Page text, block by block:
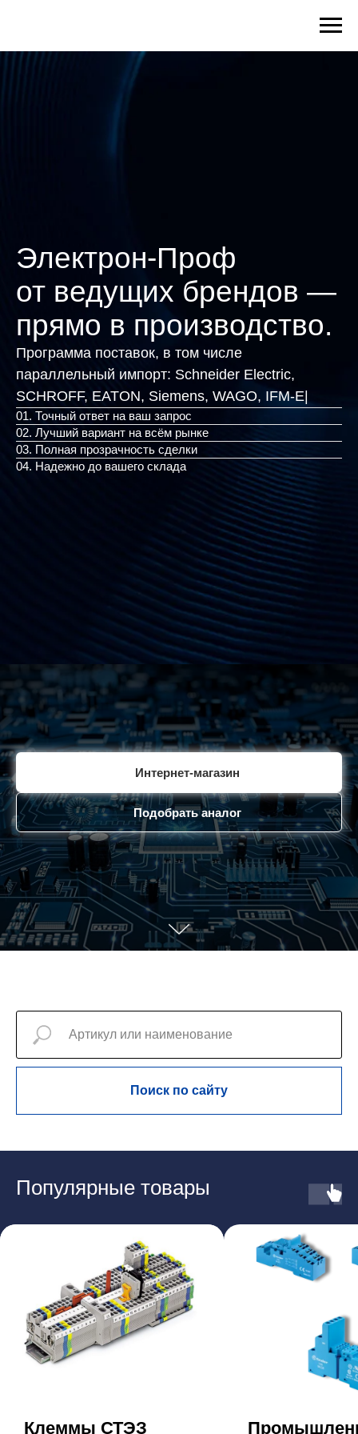
Электрон-Проф
от ведущих брендов —
прямо в производство.
Программа поставок, в том числе
параллельный импорт: Schneider Electric,
SCHROFF, EATON, Siemens, W|
01. Точный ответ на ваш запрос
02. Лучший вариант на всём рынке
03. Полная прозрачность сделки
04. Надежно до вашего склада
Интернет-магазин
Подобрать аналог
Поиск по сайту
Популярные товары
Клеммы СТЭЗ